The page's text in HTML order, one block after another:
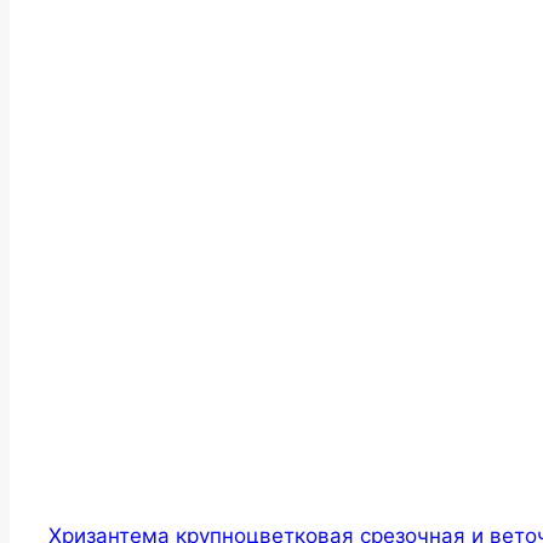
Хризантема крупноцветковая срезочная и